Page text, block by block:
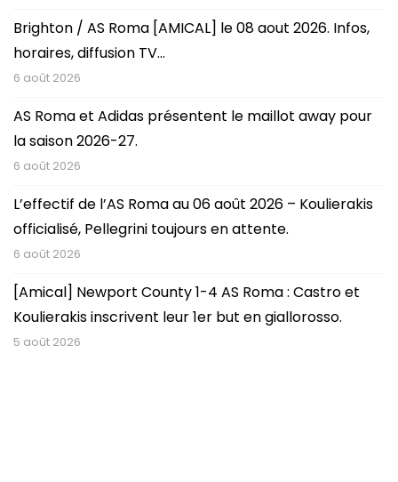
Brighton / AS Roma [AMICAL] le 08 aout 2026. Infos,
horaires, diffusion TV…
6 août 2026
AS Roma et Adidas présentent le maillot away pour
la saison 2026-27.
6 août 2026
L’effectif de l’AS Roma au 06 août 2026 – Koulierakis
officialisé, Pellegrini toujours en attente.
6 août 2026
[Amical] Newport County 1-4 AS Roma : Castro et
Koulierakis inscrivent leur 1er but en giallorosso.
5 août 2026